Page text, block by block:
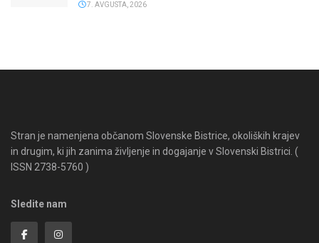
7. AVGUSTA, 2026
Stran je namenjena občanom Slovenske Bistrice, okoliških krajev
in drugim, ki jih zanima življenje in dogajanje v Slovenski Bistrici. (
ISSN 2738-5760 )
Sledite nam